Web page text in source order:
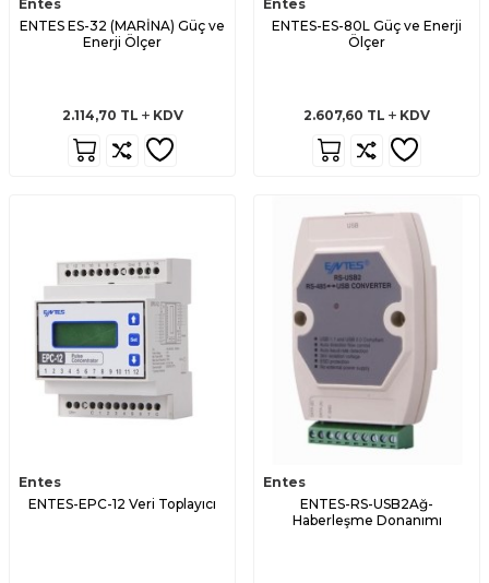
Entes
ENTES ES-32 (MARİNA) Güç ve
Enerji Ölçer
2.114,70 TL KDV
Entes
ENTES-ES-80L Güç ve Enerji
Ölçer
2.607,60 TL KDV
Entes
ENTES-EPC-12 Veri Toplayıcı
Entes
ENTES-RS-USB2Ağ-
Haberleşme Donanımı